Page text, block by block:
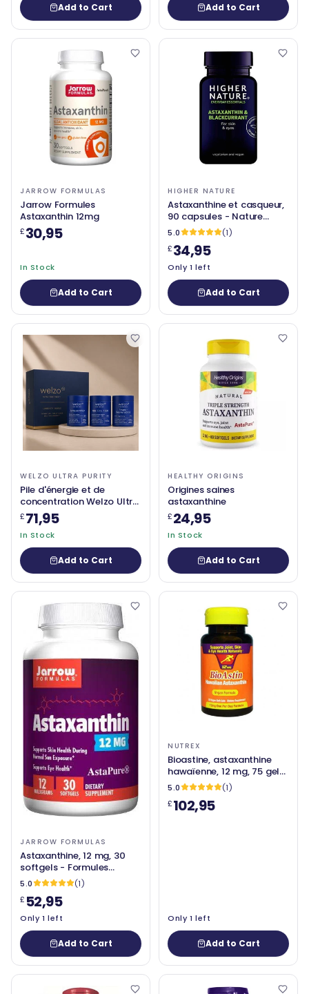
Add to Cart Add to Cart
JARROW FORMULAS
Jarrow Formules
Astaxanthin 12mg
£30,95
In Stock
Add to Cart
HIGHER NATURE
Astaxanthine et casqueur,
90 capsules - Nature
supérieure
5.0
(1)
£34,95
Only 1 left
Add to Cart
WELZO ULTRA PURITY
Pile d'énergie et de
concentration Welzo Ultra
Purity — NMN + PQQ +
TMG
£71,95
In Stock
Add to Cart
HEALTHY ORIGINS
Origines saines
astaxanthine
£24,95
In Stock
Add to Cart
JARROW FORMULAS
Astaxanthine, 12 mg, 30
softgels - Formules
Jarrow
5.0
(1)
£ 52,95
Only 1 left
Add to Cart
NUTREX
Bioastine, astaxanthine
hawaïenne, 12 mg, 75 gels
doux végétaliens - Nutrex
5.0
(1)
£102,95
Only 1 left
Add to Cart